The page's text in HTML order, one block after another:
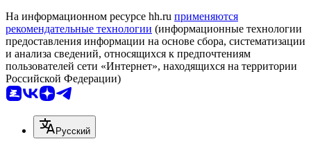
На информационном ресурсе hh.ru применяются
рекомендательные технологии (информационные технологии
предоставления информации на основе сбора, систематизации
и анализа сведений, относящихся к предпочтениям
пользователей сети «Интернет», находящихся на территории
Российской Федерации)
Русский